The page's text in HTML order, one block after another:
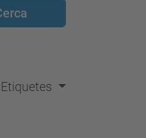
Etiquetes